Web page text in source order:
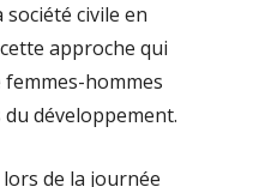
société civile en
approche qui
femmes-hommes
développement.
de la journée